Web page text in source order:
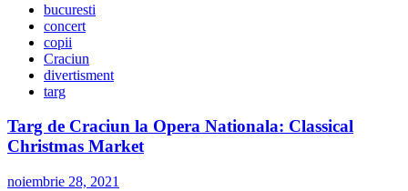
bucuresti
concert
copii
Craciun
divertisment
targ
Targ de Craciun la Opera Nationala: Classical
Christmas Market
noiembrie 28, 2021